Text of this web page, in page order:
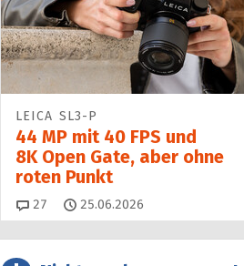
LEICA SL3-P
44 MP mit 40 FPS und
8K Open Gate, aber ohne
roten Punkt
27 Kommentare
25.06.2026